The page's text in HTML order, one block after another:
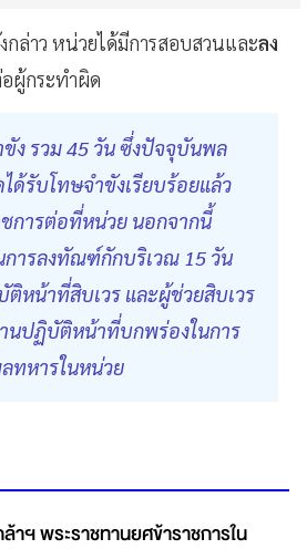
ล่าว หน่วยได้มีการสอบสวนและลง
ผู้กระทำผิด
ขัง รวม 45 วัน ซึ่งปัจจุบันพล
ด้รับโทษจำขังเรียบร้อยแล้ว
การต่อที่หน่วย นอกจากนี้
การลงทัณฑ์กักบริเวณ 15 วัน
หน้าที่สิบเวร และผู้ช่วยสิบเวร
นปฏิบัติหน้าที่บกพร่องในการ
ทหารในหน่วย
ล้าฯ พระราชทานยศข้าราชการใน